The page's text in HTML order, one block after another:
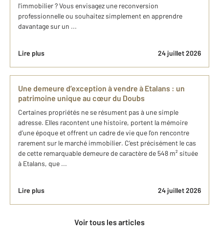
l'immobilier ? Vous envisagez une reconversion
professionnelle ou souhaitez simplement en apprendre
davantage sur un ...
Lire plus 24 juillet 2026
Une demeure d’exception à vendre à Etalans : un
patrimoine unique au cœur du Doubs
Certaines propriétés ne se résument pas à une simple
adresse. Elles racontent une histoire, portent la mémoire
d’une époque et offrent un cadre de vie que l’on rencontre
rarement sur le marché immobilier. C’est précisément le cas
de cette remarquable demeure de caractère de 548 m² située
à Etalans, que ...
Lire plus 24 juillet 2026
Voir tous les articles